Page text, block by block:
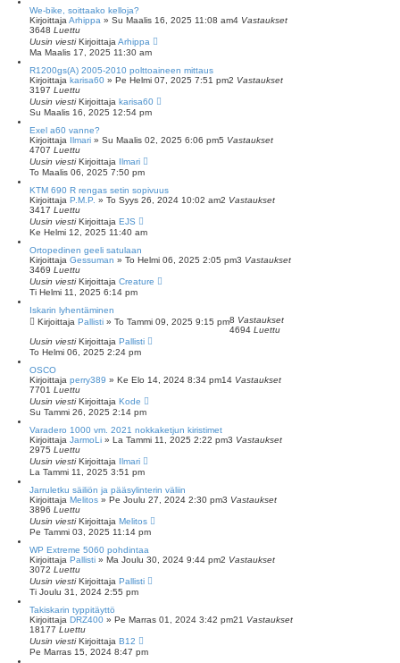
We-bike, soittaako kelloja?
Kirjoittaja Arhippa » Su Maalis 16, 2025 11:08 am4 Vastaukset
3648 Luettu
Uusin viestiKirjoittaja Arhippa
Ma Maalis 17, 2025 11:30 am
R1200gs(A) 2005-2010 polttoaineen mittaus
Kirjoittaja karisa60 » Pe Helmi 07, 2025 7:51 pm2 Vastaukset
3197 Luettu
Uusin viestiKirjoittaja karisa60
Su Maalis 16, 2025 12:54 pm
Exel a60 vanne?
Kirjoittaja Ilmari » Su Maalis 02, 2025 6:06 pm5 Vastaukset
4707 Luettu
Uusin viestiKirjoittaja Ilmari
To Maalis 06, 2025 7:50 pm
KTM 690 R rengas setin sopivuus
Kirjoittaja P.M.P. » To Syys 26, 2024 10:02 am2 Vastaukset
3417 Luettu
Uusin viestiKirjoittaja EJS
Ke Helmi 12, 2025 11:40 am
Ortopedinen geeli satulaan
Kirjoittaja Gessuman » To Helmi 06, 2025 2:05 pm3 Vastaukset
3469 Luettu
Uusin viestiKirjoittaja Creature
Ti Helmi 11, 2025 6:14 pm
Iskarin lyhentäminen
Kirjoittaja Pallisti » To Tammi 09, 2025 9:15 pm8 Vastaukset
4694 Luettu
Uusin viestiKirjoittaja Pallisti
To Helmi 06, 2025 2:24 pm
OSCO
Kirjoittaja perry389 » Ke Elo 14, 2024 8:34 pm14 Vastaukset
7701 Luettu
Uusin viestiKirjoittaja Kode
Su Tammi 26, 2025 2:14 pm
Varadero 1000 vm. 2021 nokkaketjun kiristimet
Kirjoittaja JarmoLi » La Tammi 11, 2025 2:22 pm3 Vastaukset
2975 Luettu
Uusin viestiKirjoittaja Ilmari
La Tammi 11, 2025 3:51 pm
Jarruletku säiliön ja pääsylinterin väliin
Kirjoittaja Melitos » Pe Joulu 27, 2024 2:30 pm3 Vastaukset
3896 Luettu
Uusin viestiKirjoittaja Melitos
Pe Tammi 03, 2025 11:14 pm
WP Extreme 5060 pohdintaa
Kirjoittaja Pallisti » Ma Joulu 30, 2024 9:44 pm2 Vastaukset
3072 Luettu
Uusin viestiKirjoittaja Pallisti
Ti Joulu 31, 2024 2:55 pm
Takiskarin typpitäyttö
Kirjoittaja DRZ400 » Pe Marras 01, 2024 3:42 pm21 Vastaukset
18177 Luettu
Uusin viestiKirjoittaja B12
Pe Marras 15, 2024 8:47 pm